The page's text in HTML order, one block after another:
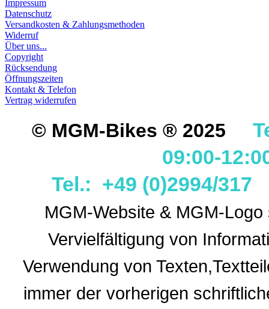
Impressum
Datenschutz
Versandkosten & Zahlungsmethoden
Widerruf
Über uns...
Copyright
Rücksendung
Öffnungszeiten
Kontakt & Telefon
Vertrag widerrufen
© MGM-Bikes ® 2025
09:00-
Tel.: +49 (0)2994/
MGM-Website & MGM-
Vervielfältigung von
Verwendung von
immer der vorherigen